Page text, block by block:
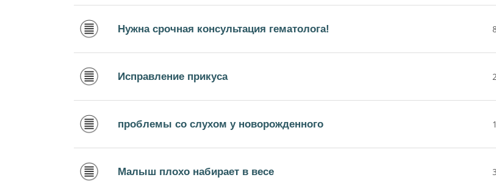
Нужна срочная консультация гематолога!
Исправление прикуса
проблемы со слухом у новорожденного 1
Малыш плохо набирает в весе 3